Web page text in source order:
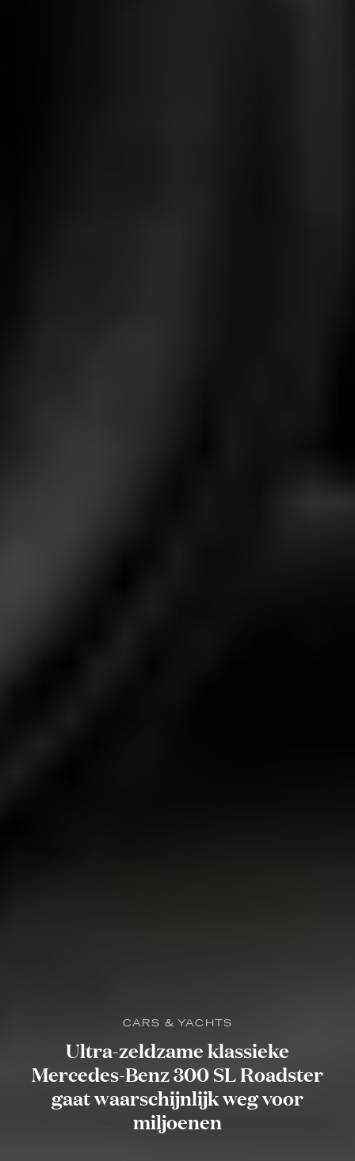
CARS & YACHTS
Ultra-zeldzame klassieke
Mercedes-Benz 300 SL Roadster
gaat waarschijnlijk weg voor
miljoenen